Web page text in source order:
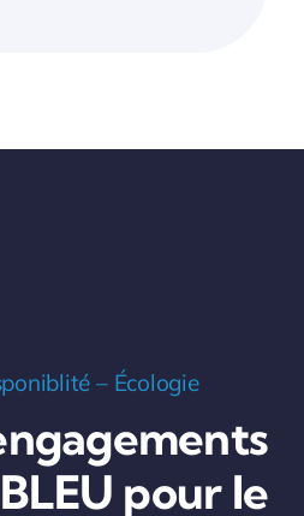
– Écologie
pour le